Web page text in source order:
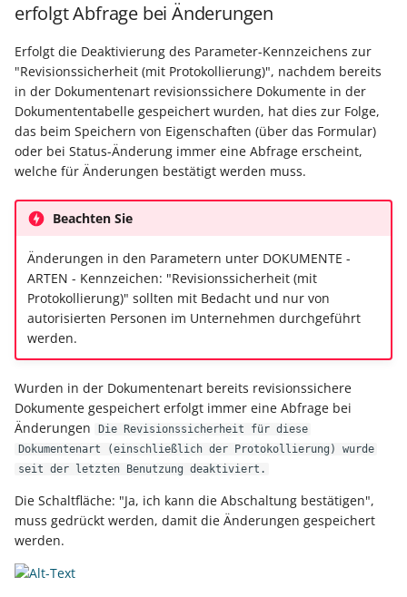
erfolgt Abfrage bei Änderungen
Erfolgt die Deaktivierung des Parameter-Kennzeichens zur
"Revisionssicherheit (mit Protokollierung)", nachdem bereits
in der Dokumentenart revisionssichere Dokumente in der
Dokumententabelle gespeichert wurden, hat dies zur Folge,
das beim Speichern von Eigenschaften (über das Formular)
oder bei Status-Änderung immer eine Abfrage erscheint,
welche für Änderungen bestätigt werden muss.
Beachten Sie
Änderungen in den Parametern unter DOKUMENTE -
ARTEN - Kennzeichen: "Revisionssicherheit (mit
Protokollierung)" sollten mit Bedacht und nur von
autorisierten Personen im Unternehmen durchgeführt
werden.
Wurden in der Dokumentenart bereits revisionssichere
Dokumente gespeichert erfolgt immer eine Abfrage bei
Änderungen
Die Revisionssicherheit für diese
Dokumentenart (einschließlich der Protokollierung) wurde
seit der letzten Benutzung deaktiviert.
Die Schaltfläche: "Ja, ich kann die Abschaltung bestätigen",
muss gedrückt werden, damit die Änderungen gespeichert
werden.